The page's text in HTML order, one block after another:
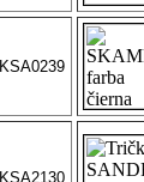
KSA0239
KSA2130